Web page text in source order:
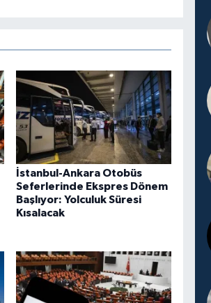
İstanbul-Ankara Otobüs
Seferlerinde Ekspres Dönem
Başlıyor: Yolculuk Süresi
Kısalacak